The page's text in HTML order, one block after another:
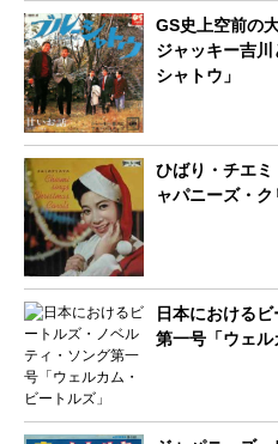
GS史上空前の
ジャッキー吉川
シャトウ」
ひばり・チエ
ャパニーズ・
日本における
第一号「ウェル